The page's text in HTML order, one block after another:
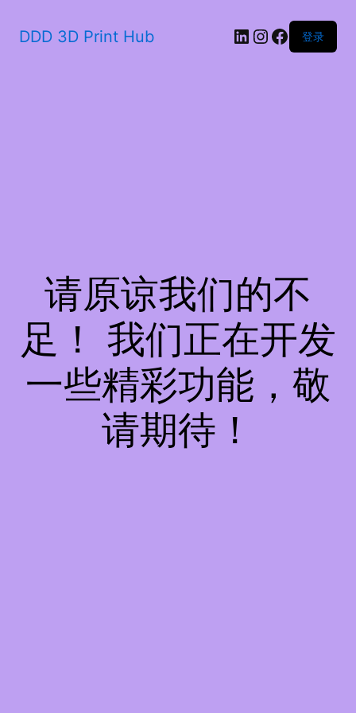
DDD 3D Print Hub LinkedIn
Instagram
登录
请原谅我们的不
足！ 我们正在开发
一些精彩功能，敬
请期待！